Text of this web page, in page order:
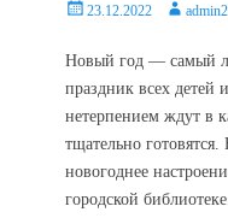
Posted23.12.2022 Authoradmin2
Новый год — самый
праздник всех детей
нетерпением ждут в
тщательно
новогоднее
городской